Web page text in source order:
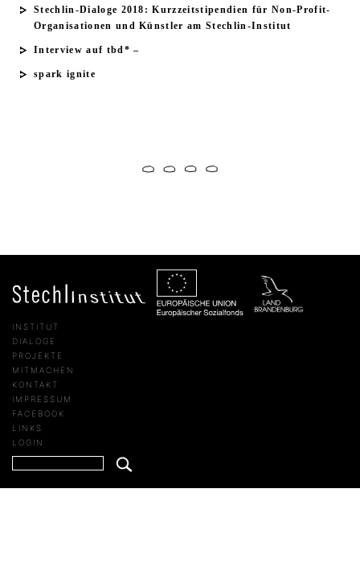
Stechlin-Dialoge 2018: Kurzzeitstipendien für Non-Profit-
Organisationen und Künstler am Stechlin-Institut
Interview auf tbd* –
spark ignite
INSTITUT
DIALOGE
PROJEKTE
MITMACHEN
KONTAKT
IMPRESSUM
FACEBOOK
LINKS
LOGIN